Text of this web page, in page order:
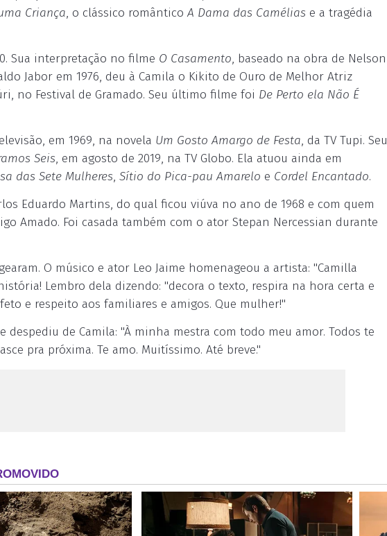
Criança, o clássico romântico A Dama das Camélias e a tragédia
Sua interpretação no filme O Casamento, baseado na obra de Nelson
Jabor em 1976, deu à Camila o Kikito de Ouro de Melhor Atriz
no Festival de Gramado. Seu último filme foi De Perto ela Não É
em 1969, na novela Um Gosto Amargo de Festa, da TV Tupi. Seu
Seis, em agosto de 2019, na TV Globo. Ela atuou ainda em
das Sete Mulheres, Sítio do Pica-pau Amarelo e Cordel Encantado.
Eduardo Martins, do qual ficou viúva no ano de 1968 e com quem
Amado. Foi casada também com o ator Stepan Nercessian durante
O músico e ator Leo Jaime homenageou a artista: "Camilla
Lembro dela dizendo: "decora o texto, respira na hora certa e
e respeito aos familiares e amigos. Que mulher!"
despediu de Camila: "À minha mestra com todo meu amor. Todos te
pra próxima. Te amo. Muitíssimo. Até breve."